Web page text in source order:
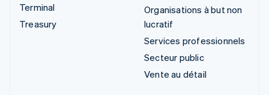
Terminal
Treasury
Organisations à but non
lucratif
Services professionnels
Secteur public
Vente au détail